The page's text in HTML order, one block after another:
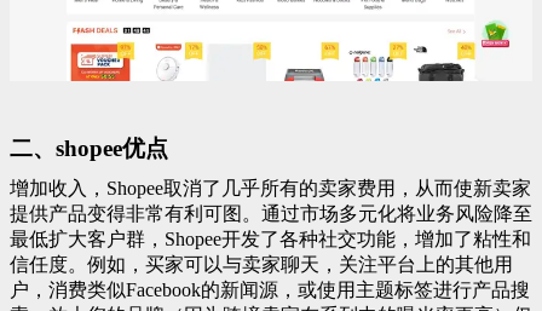
二、shopee优点
增加收入，Shopee取消了几乎所有的卖家费用，从而使新卖家
提供产品变得非常有利可图。通过市场多元化将业务风险降至
最低扩大客户群，Shopee开发了各种社交功能，增加了粘性和
信任度。例如，买家可以与卖家聊天，关注平台上的其他用
户，消费类似Facebook的新闻源，或使用主题标签进行产品搜